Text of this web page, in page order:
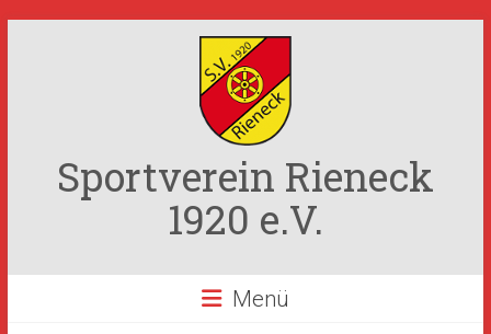
Sportverein Rieneck
1920 e.V.
Menü